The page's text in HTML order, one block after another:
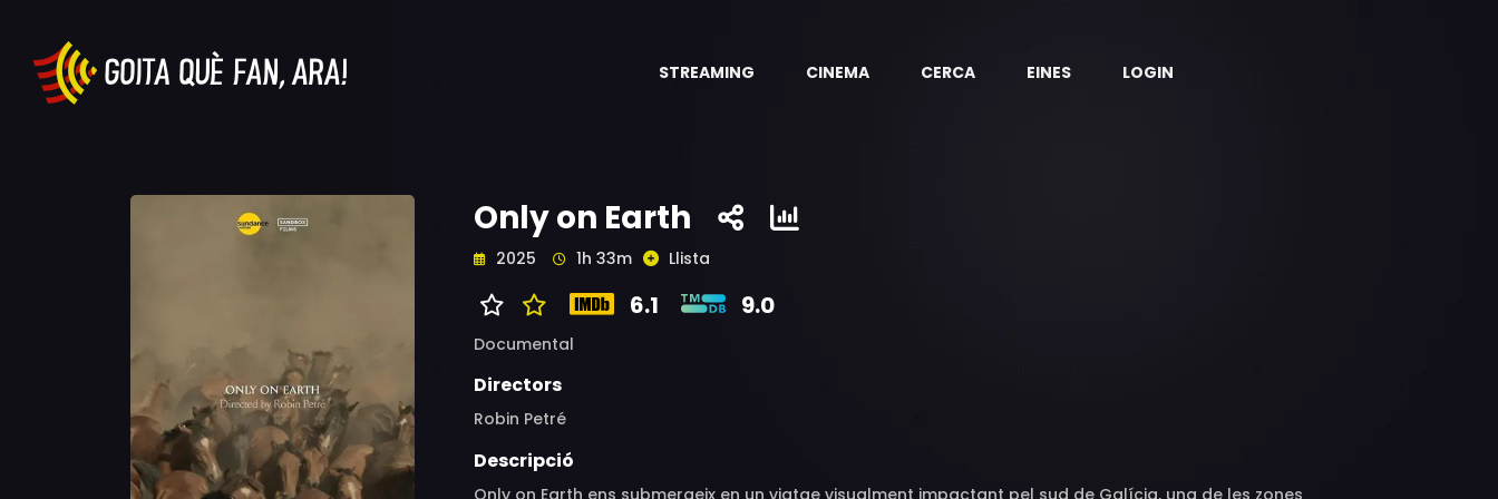
STREAMING CINEMA CERCA EINES LOGIN
Only on Earth
2025 1h 33m Llista
6.1 9.0
Documental
Directors
Robin Petré
Descripció
Only on Earth ens submergeix en un viatge visualment impactant pel sud de Galícia, una de les zones